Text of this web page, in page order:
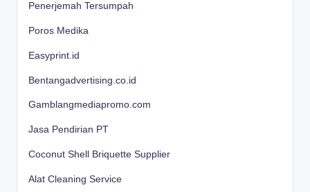
Penerjemah Tersumpah
Poros Medika
Easyprint.id
Bentangadvertising.co.id
Gamblangmediapromo.com
Jasa Pendirian PT
Coconut Shell Briquette Supplier
Alat Cleaning Service